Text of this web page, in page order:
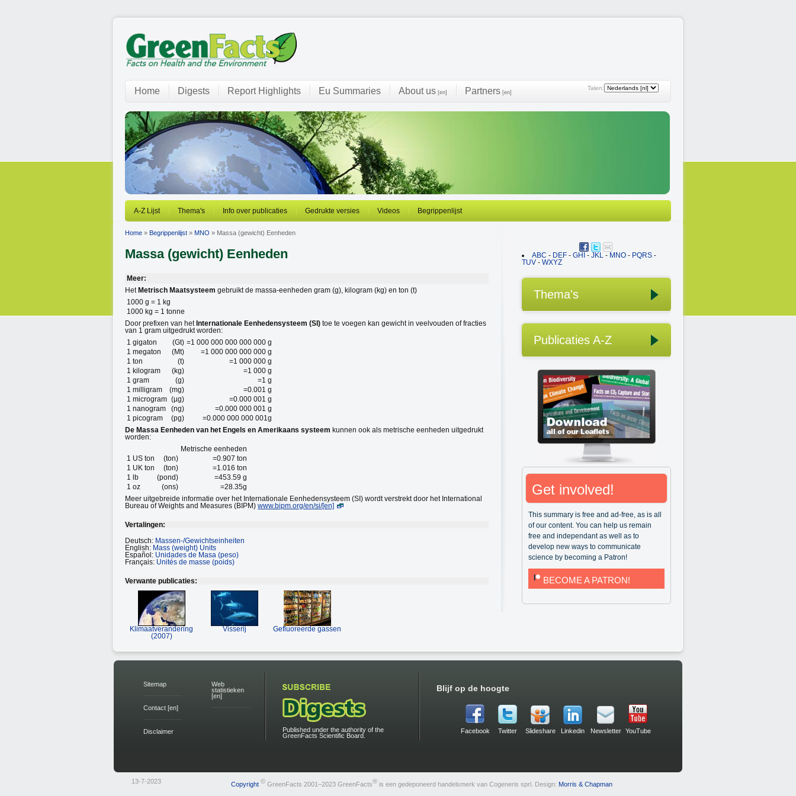
Talen:
Home Digests Report Highlights Eu Summaries About us [en] Partners [en]
A-Z Lijst Thema's Info over publicaties Gedrukte versies Videos Begrippenlijst
Home » Begrippenlijst » MNO » Massa (gewicht) Eenheden
Massa (gewicht) Eenheden
Meer:
Het Metrisch Maatsysteem gebruikt de massa-eenheden gram (g), kilogram (kg) en ton (t)
1000 g = 1 kg
1000 kg = 1 tonne
Door prefixen van het Internationale Eenhedensysteem (SI) toe te voegen kan gewicht in veelvouden of fracties
van 1 gram uitgedrukt worden:
1 gigaton
(Gt) =1 000 000 000 000 000 g
1 megaton
(Mt)
=1 000 000 000 000 g
1 ton
(t)
=1 000 000 g
1 kilogram
(kg)
=1 000 g
1 gram
(g)
=1 g
1 milligram
(mg)
=0.001 g
1 microgram (µg)
=0.000 001 g
1 nanogram
(ng)
=0.000 000 001 g
1 picogram
(pg)
=0.000 000 000 001g
De Massa Eenheden van het Engels en Amerikaans systeem kunnen ook als metrische eenheden uitgedrukt
worden:
Metrische eenheden
1 US ton
(ton)
=0.907 ton
1 UK ton
(ton)
=1.016 ton
1 lb
(pond)
=453.59 g
1 oz
(ons)
=28.35g
Meer uitgebreide informatie over het Internationale Eenhedensysteem (SI) wordt verstrekt door het International
Bureau of Weights and Measures (BIPM) www.bipm.org/en/si/[en]
Vertalingen:
Deutsch: Massen-/Gewichtseinheiten
English: Mass (weight) Units
Español: Unidades de Masa (peso)
Français: Unités de masse (poids)
Verwante publicaties:
Klimaatverandering
(2007)
Visserij Gefluoreerde gassen
ABC - DEF - GHI - JKL - MNO - PQRS -
TUV - WXYZ
Thema's
Publicaties A-Z
Get involved!
This summary is free and ad-free, as is all
of our content. You can help us remain
free and independant as well as to
develop new ways to communicate
science by becoming a Patron!
BECOME A PATRON!
Sitemap
Contact [en]
Disclaimer
Web
statistieken
[en]
Published under the authority of the
GreenFacts Scientific Board.
Blijf op de hoogte
Facebook Twitter Slideshare Linkedin Newsletter YouTube
13-7-2023 Copyright © GreenFacts 2001–2023 GreenFacts® is een gedeponeerd handelsmerk van Cogeneris sprl. Design: Morris & Chapman